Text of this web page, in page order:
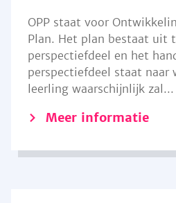
OPP staat voor
Plan. Het plan bestaat uit
perspectiefdeel en het
perspectiefdeel staat naar
leerling waarschijnlijk zal...
Meer informatie